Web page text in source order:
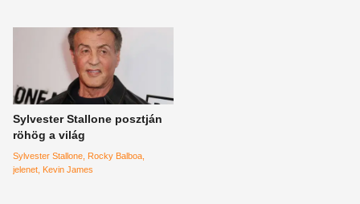
Sylvester Stallone posztján
röhög a világ
Sylvester Stallone Rocky Balboa
jelenet Kevin James